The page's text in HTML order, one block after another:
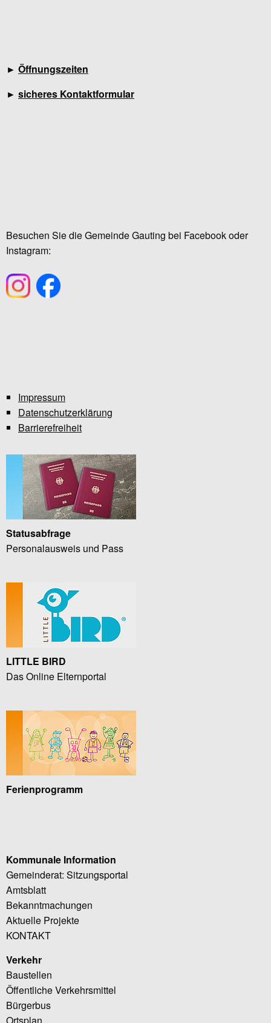
► Öffnungszeiten
► sicheres Kontaktformular
Besuchen Sie die Gemeinde Gauting bei Facebook oder
Instagram:
Impressum
Datenschutzerklärung
Barrierefreiheit
Statusabfrage
Personalausweis und Pass
LITTLE BIRD
Das Online Elternportal
Ferienprogramm
Kommunale Information
Gemeinderat: Sitzungsportal
Amtsblatt
Bekanntmachungen
Aktuelle Projekte
KONTAKT
Verkehr
Baustellen
Öffentliche Verkehrsmittel
Bürgerbus